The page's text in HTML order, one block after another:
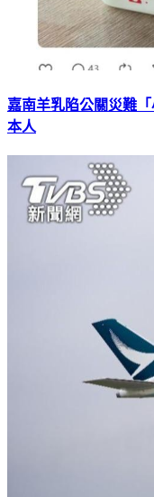
嘉南羊乳陷公關災難
本人